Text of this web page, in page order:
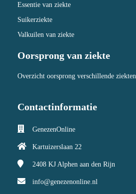
Essentie van ziekte
Suikerziekte
Valkuilen van ziekte
Oorsprong van ziekte
Overzicht oorsprong verschillende ziekten
Contactinformatie
GenezenOnline
Kartuizerslaan 22
2408 KJ Alphen aan den Rijn
info@genezenonline.nl